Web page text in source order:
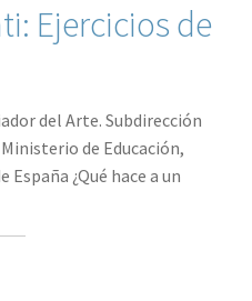
Ejercicios de
del Arte. Subdirección
de Educación,
¿Qué hace a un